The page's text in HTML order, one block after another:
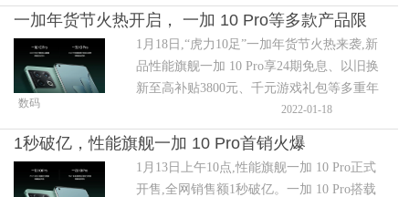
求。
一加年货节火热开启， 一加 10 Pro等多款产品限
时享新春好礼
1月18日,“虎力10足”一加年货节火热来袭,新
品性能旗舰一加 10 Pro享24期免息、以旧换
新至高补贴3800元、千元游戏礼包等多重年
货豪礼;旗舰降噪耳机一加 Buds Pro秘银限时
优惠100元。
数码 2022-01-18
1秒破亿，性能旗舰一加 10 Pro首销火爆
1月13日上午10点,性能旗舰一加 10 Pro正式
开售,全网销售额1秒破亿。一加 10 Pro搭载